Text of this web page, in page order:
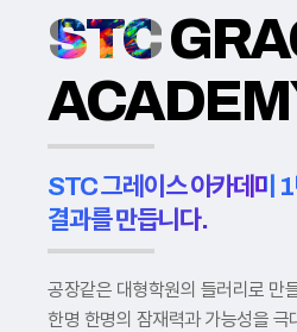
STC
STC 그레이스 아카데미 1
결과를 만듭니다.
공장같은 대형학원의 들러리로 만
한명 한명의 잠재력과 가능성을 극